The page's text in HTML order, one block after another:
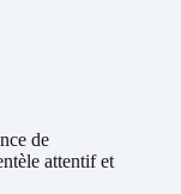
de
attentif et